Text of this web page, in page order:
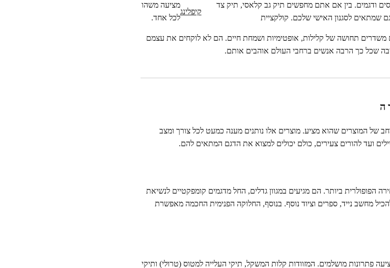
ודגמים. בין אם אתם מחפשים תיק גב קלאסי, תיק צד
שמתאים לסגנון האישי שלכם. קולקציית
קיפלינג
מציעה משהו
לכל אחד.
משדרים תחושה של קלילות, אופטימיות ושמחת חיים. הם לא לוקחים את עצמם
שכל כך הרבה אנשים ברחבי העולם אוהבים אותם.
של המוצרים שהוא מציע. מוצרים אלו נותנים מענה כמעט לכל צורך ומצב
ועד להורים צעירים, כולם יכולים למצוא את הדגם המתאים להם.
הפופולרית ביותר. הם מגיעים במגוון גדלים, החל מדגמים קומפקטיים לנשיאת
להכיל מחשב נייד, ספרים וציוד נוסף. בנוסף, החלוקה הפנימית החכמה מאפשרת
פתרונות מושלמים. המזוודות קלות המשקל, תיקי העלייה למטוס (טרולי) ותיקי